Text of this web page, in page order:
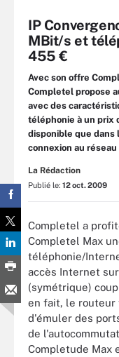
IP
MBit/s et
455 €
Avec son offre
Completel propose
avec des
téléphonie à un prix
disponible que dans
connexion au
La Rédaction
Publié le: 12 oct. 2009
Completel a
Completel Max
téléphonie/
accès Internet
(symétrique)
en fait, le routeur
d'émuler des
de
Completude Max